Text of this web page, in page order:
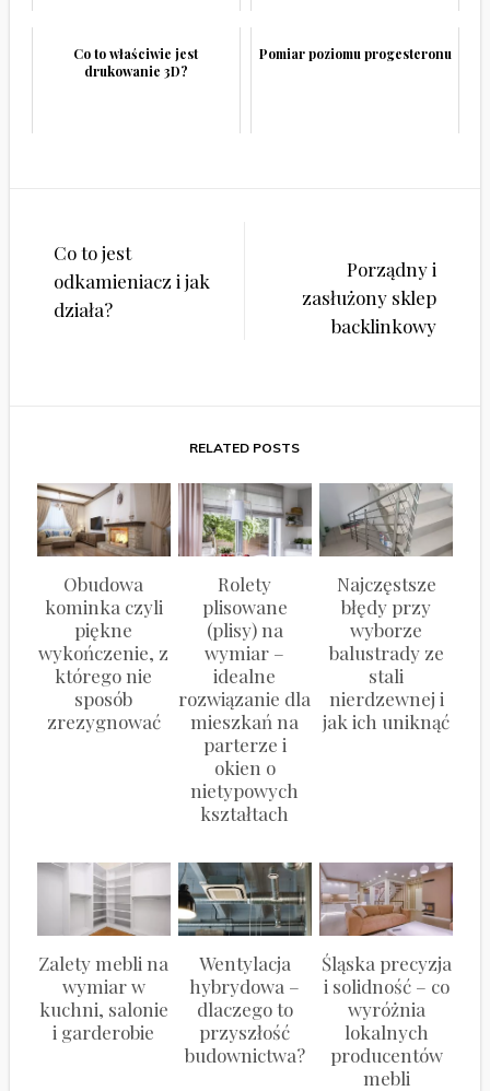
Co to właściwie jest
drukowanie 3D?
Pomiar poziomu progesteronu
Nawigacja
wpisu
Co to jest
odkamieniacz i jak
działa?
Porządny i
zasłużony sklep
backlinkowy
RELATED POSTS
Obudowa
kominka czyli
piękne
wykończenie, z
którego nie
sposób
zrezygnować
Rolety
plisowane
(plisy) na
wymiar –
idealne
rozwiązanie dla
mieszkań na
parterze i
okien o
nietypowych
kształtach
Najczęstsze
błędy przy
wyborze
balustrady ze
stali
nierdzewnej i
jak ich uniknąć
Zalety mebli na
wymiar w
kuchni, salonie
i garderobie
Wentylacja
hybrydowa –
dlaczego to
przyszłość
budownictwa?
Śląska precyzja
i solidność – co
wyróżnia
lokalnych
producentów
mebli